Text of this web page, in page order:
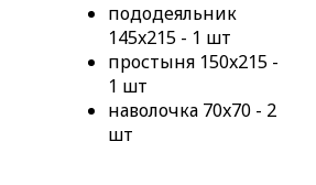
пододеяльник
145x215 - 1 шт
простыня 150x215 -
1 шт
наволочка 70x70 - 2
шт